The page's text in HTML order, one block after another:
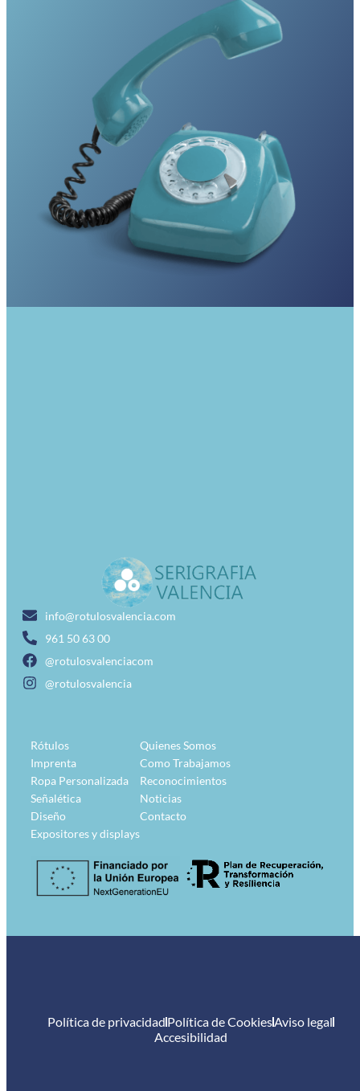
info@rotulosvalencia.com
961 50 63 00
@rotulosvalenciacom
@rotulosvalencia
Rótulos
Imprenta
Ropa Personalizada
Señalética
Diseño
Expositores y displays
Quienes Somos
Como Trabajamos
Reconocimientos
Noticias
Contacto
Política de privacidad Política de CookiesAviso legal
Accesibilidad